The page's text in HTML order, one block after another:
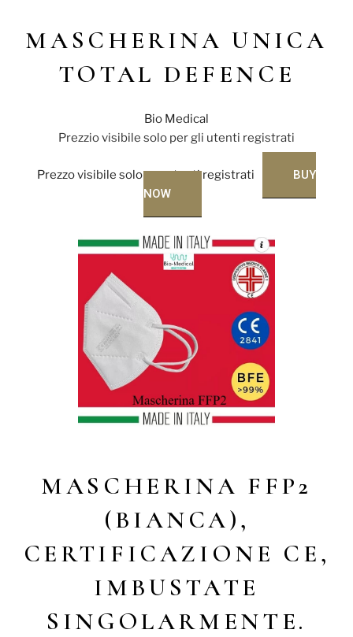
MASCHERINA UNICA
TOTAL DEFENCE
Bio Medical
Prezzio visibile solo per gli utenti registrati
Prezzo visibile solo per utenti registrati
BUY
NOW
MASCHERINA FFP2
(BIANCA),
CERTIFICAZIONE CE,
IMBUSTATE
SINGOLARMENTE.